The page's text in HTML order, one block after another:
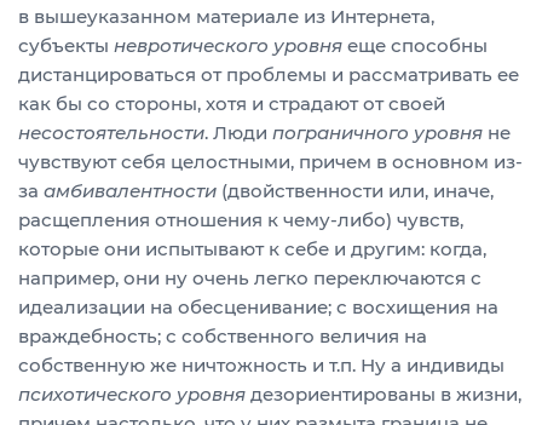
в вышеуказанном материале из Интернета,
субъекты невротического уровня еще способны
дистанцироваться от проблемы и рассматривать ее
как бы со стороны, хотя и страдают от своей
несостоятельности. Люди пограничного уровня не
чувствуют себя целостными, причем в основном из-
за амбивалентности (двойственности или, иначе,
расщепления отношения к чему-либо) чувств,
которые они испытывают к себе и другим: когда,
например, они ну очень легко переключаются с
идеализации на обесценивание; с восхищения на
враждебность; с собственного величия на
собственную же ничтожность и т.п. Ну а индивиды
психотического уровня дезориентированы в жизни,